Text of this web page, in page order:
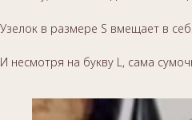
Узелок в размере S вмещает в
И несмотря на букву L, сама